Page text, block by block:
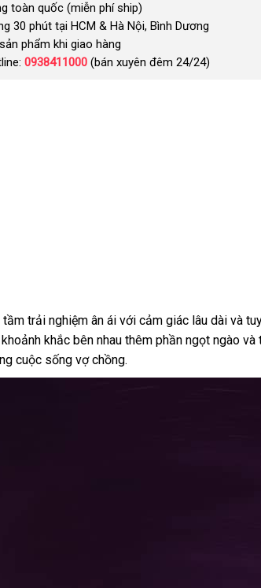
toàn quốc (miễn phí ship)
30 phút tại HCM & Hà Nội, Bình Dương
phẩm khi giao hàng
0938411000(bán xuyên đêm 24/24)
trải nghiệm ân ái với cảm giác lâu dài và
khắc bên nhau thêm phần ngọt ngào
cuộc sống vợ chồng.